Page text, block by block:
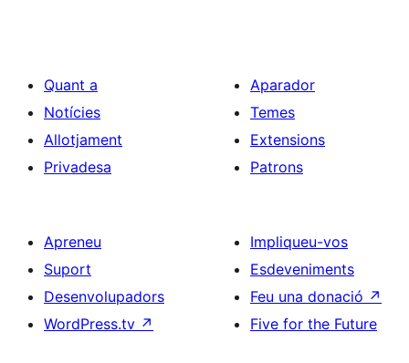
Quant a
Notícies
Allotjament
Privadesa
Aparador
Temes
Extensions
Patrons
Apreneu
Suport
Desenvolupadors
WordPress.tv ↗
Impliqueu-vos
Esdeveniments
Feu una donació ↗
Five for the Future